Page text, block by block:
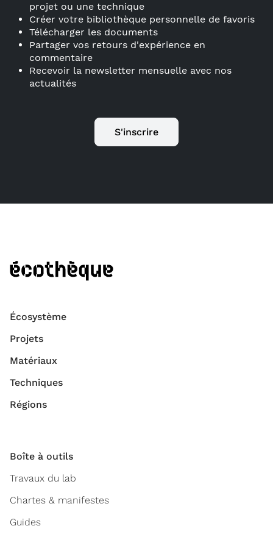
projet ou une technique
Créer votre bibliothèque personnelle de favoris
Télécharger les documents
Partager vos retours d'expérience en
commentaire
Recevoir la newsletter mensuelle avec nos
actualités
S'inscrire
Écosystème
Projets
Matériaux
Techniques
Régions
Boîte à outils
Travaux du lab
Chartes & manifestes
Guides